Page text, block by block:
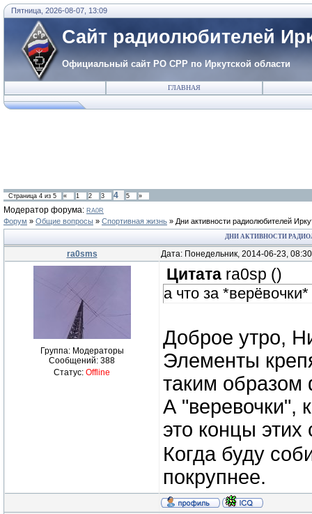
Пятница, 2026-08-07, 13:09
Сайт радиолюбителей
Официальный сайт РО СРР по Иркутской области
ГЛАВНАЯ
Страница 4 из 5 « 1 2 3 4 5 »
Модератор форума: RA0R
Форум » Общие вопросы » Спортивная жизнь » Дни активности радиолюбителей
ДНИ АКТИВНОСТИ
ra0sms Дата: Понедельник, 2014-06-23,
Группа: Модераторы
Сообщений: 388
Статус: Offline
Цитата ra0sp ()
а что за
Доброе утро,
Элементы
таким образом
А "веревочки",
это концы
Когда буду
покрупнее.